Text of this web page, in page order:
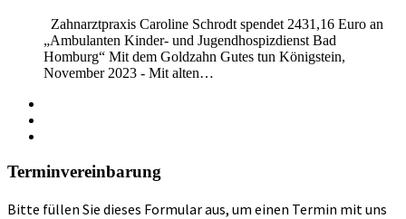
Zahnarztpraxis Caroline Schrodt spendet 2431,16 Euro an
„Ambulanten Kinder- und Jugendhospizdienst Bad
Homburg“ Mit dem Goldzahn Gutes tun Königstein,
November 2023 - Mit alten…
Terminvereinbarung
Bitte füllen Sie dieses Formular aus, um einen Termin mit uns